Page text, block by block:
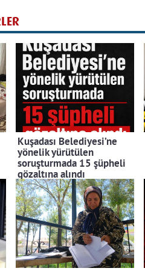
Kuşadası Belediyesi’ne
yönelik yürütülen
soruşturmada 15 şüpheli
gözaltına alındı